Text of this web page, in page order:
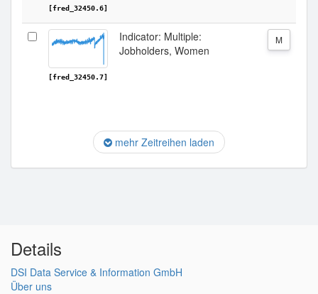
[fred_32450.6]
[fred_32450.7]
Indicator: Multiple:
Jobholders, Women
M
mehr Zeitreihen laden
Details
DSI Data Service & Information GmbH
Über uns